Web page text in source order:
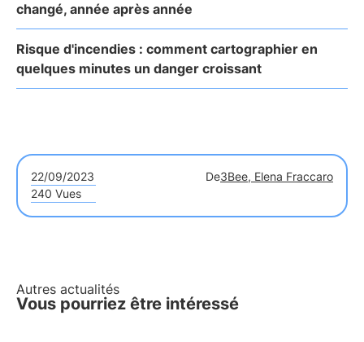
changé, année après année
Risque d'incendies : comment cartographier en
quelques minutes un danger croissant
22/09/2023 De3Bee, Elena Fraccaro
240 Vues
Autres actualités
Vous pourriez être intéressé